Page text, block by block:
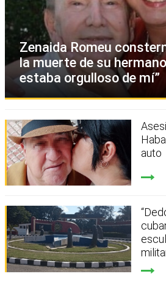
Zenaida Romeu
la muerte de su
estaba orgulloso de mí”
auto